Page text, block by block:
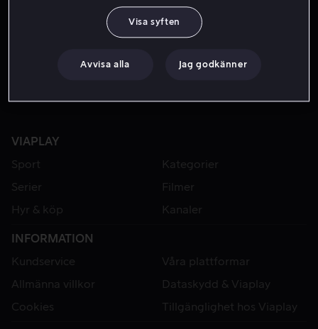
VIAPLAY
Sport
Kategorier
Serier
Filmer
Hyr & köp
Kanaler
INFORMATION
Kundservice
Våra plattformar
Allmänna villkor
Dataskydd & Viaplay
Cookies
Tillgänglighet hos Viaplay
Visa syften
Avvisa alla Jag godkänner